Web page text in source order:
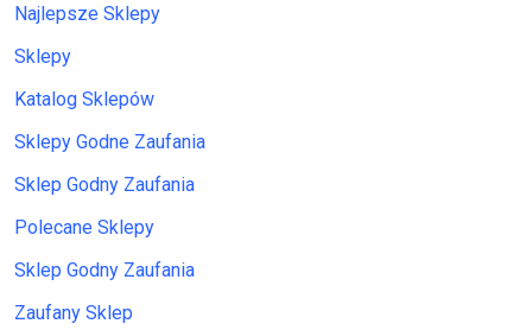
Najlepsze Sklepy
Sklepy
Katalog Sklepów
Sklepy Godne Zaufania
Sklep Godny Zaufania
Polecane Sklepy
Sklep Godny Zaufania
Zaufany Sklep